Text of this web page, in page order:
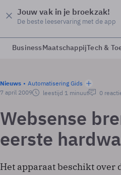
Jouw vak in je broekzak!
De beste leeservaring met de app
BusinessMaatschappijTech &
Nieuws
Automatisering Gids
7 april 2009
leestijd 1 minuut 0
Websense
eerste
Het apparaat beschikt over